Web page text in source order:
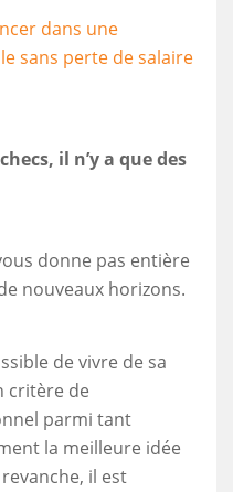
dans une
sans perte de salaire
il n’y a que des
donne pas entière
nouveaux horizons.
de vivre de sa
critère de
parmi tant
la meilleure idée
il est